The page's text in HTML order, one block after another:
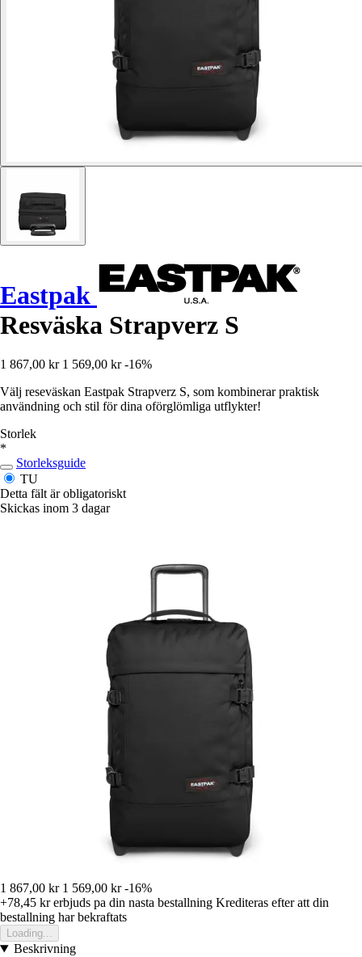
Eastpak
Resväska Strapverz S
1 867,00 kr 1 569,00 kr -16%
Välj reseväskan Eastpak Strapverz S, som kombinerar praktisk
användning och stil för dina oförglömliga utflykter!
Storlek
*
Storleksguide
TU
Detta fält är obligatoriskt
Skickas inom 3 dagar
1 867,00 kr 1 569,00 kr -16%
+78,45 krerbjuds pa din nasta bestallning Krediteras efter att din
bestallning har bekraftats
Loading...
Beskrivning